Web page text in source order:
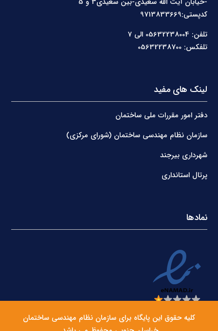
کدپستی:9713833669
تلفن: 05632238004 الی 7
تلفکس: 05632238700
لینک های مفید
دفتر امور مقررات ملی ساختمان
سازمان نظام مهندسی ساختمان (شورای مرکزی)
شهرداری بیرجند
پرتال استانداری
نمادها
کلیه حقوق این پایگاه برای سازمان نظام مهندسی ساختمان